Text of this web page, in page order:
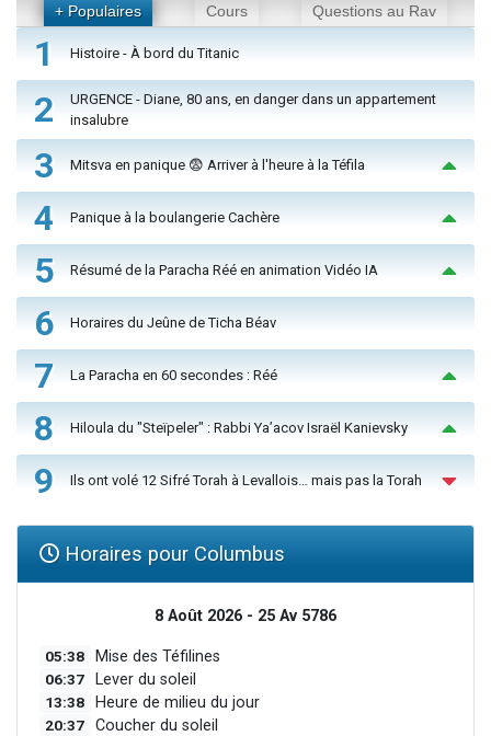
+ Populaires Cours Questions au Rav
1 Histoire - À bord du Titanic
2
URGENCE - Diane, 80 ans, en danger dans un appartement
insalubre
3 Mitsva en panique 😨 Arriver à l'heure à la Téfila
4 Panique à la boulangerie Cachère
5 Résumé de la Paracha Réé en animation Vidéo IA
6 Horaires du Jeûne de Ticha Béav
7 La Paracha en 60 secondes : Réé
8 Hiloula du "Steïpeler" : Rabbi Ya’acov Israël Kanievsky
9 Ils ont volé 12 Sifré Torah à Levallois… mais pas la Torah
Horaires pour Columbus
8 Août 2026 - 25 Av 5786
05:38 Mise des Téfilines
06:37 Lever du soleil
13:38 Heure de milieu du jour
20:37 Coucher du soleil